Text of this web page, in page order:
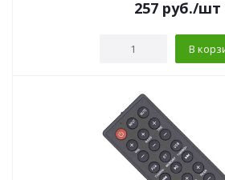
257руб./шт
В